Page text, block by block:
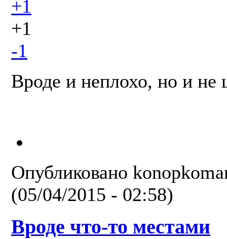
+1
+1
-1
Вроде и неплохо, но и не
Опубликовано
(05/04/2015 - 02:58)
Вроде что-то местами